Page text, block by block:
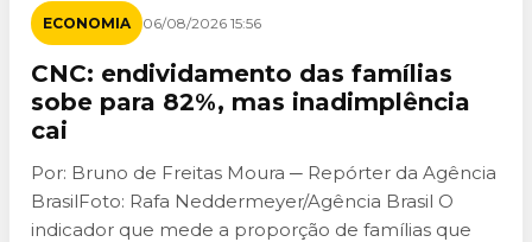
ECONOMIA 06/08/2026 15:56
CNC: endividamento das famílias
sobe para 82%, mas inadimplência
cai
Por: Bruno de Freitas Moura ─ Repórter da Agência
BrasilFoto: Rafa Neddermeyer/Agência Brasil O
indicador que mede a proporção de famílias que